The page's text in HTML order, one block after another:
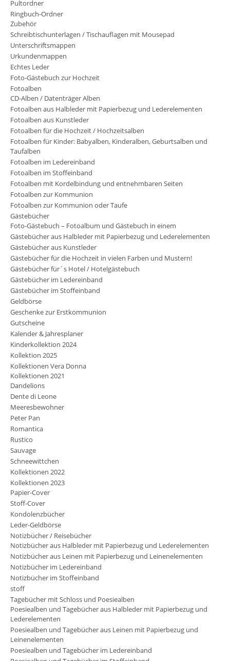
Pultordner
Ringbuch-Ordner
Zubehör
Schreibtischunterlagen / Tischauflagen mit Mousepad
Unterschriftsmappen
Urkundenmappen
Echtes Leder
Foto-Gästebuch zur Hochzeit
Fotoalben
CD-Alben / Datenträger Alben
Fotoalben aus Halbleder mit Papierbezug und Lederelementen
Fotoalben aus Kunstleder
Fotoalben für die Hochzeit / Hochzeitsalben
Fotoalben für Kinder: Babyalben, Kinderalben, Geburtsalben und
Taufalben
Fotoalben im Ledereinband
Fotoalben im Stoffeinband
Fotoalben mit Kordelbindung und entnehmbaren Seiten
Fotoalben zur Kommunion
Fotoalben zur Kommunion oder Taufe
Gästebücher
Foto-Gästebuch – Fotoalbum und Gästebuch in einem
Gästebücher aus Halbleder mit Papierbezug und Lederelementen
Gästebücher aus Kunstleder
Gästebücher für die Hochzeit in vielen Farben und Mustern!
Gästebücher für´s Hotel / Hotelgästebuch
Gästebücher im Ledereinband
Gästebücher im Stoffeinband
Geldbörse
Geschenke zur Erstkommunion
Gutscheine
Kalender & Jahresplaner
Kinderkollektion 2024
Kollektion 2025
Kollektionen Vera Donna
Kollektionen 2021
Dandelions
Dente di Leone
Meeresbewohner
Peter Pan
Romantica
Rustico
Sauvage
Schneewittchen
Kollektionen 2022
Kollektionen 2023
Papier-Cover
Stoff-Cover
Kondolenzbücher
Leder-Geldbörse
Notizbücher / Reisebücher
Notizbücher aus Halbleder mit Papierbezug und Lederelementen
Notizbücher aus Leinen mit Papierbezug und Leinenelementen
Notizbücher im Ledereinband
Notizbücher im Stoffeinband
stoff
Tagebücher mit Schloss und Poesiealben
Poesiealben und Tagebücher aus Halbleder mit Papierbezug und
Lederelementen
Poesiealben und Tagebücher aus Leinen mit Papierbezug und
Leinenelementen
Poesiealben und Tagebücher im Ledereinband